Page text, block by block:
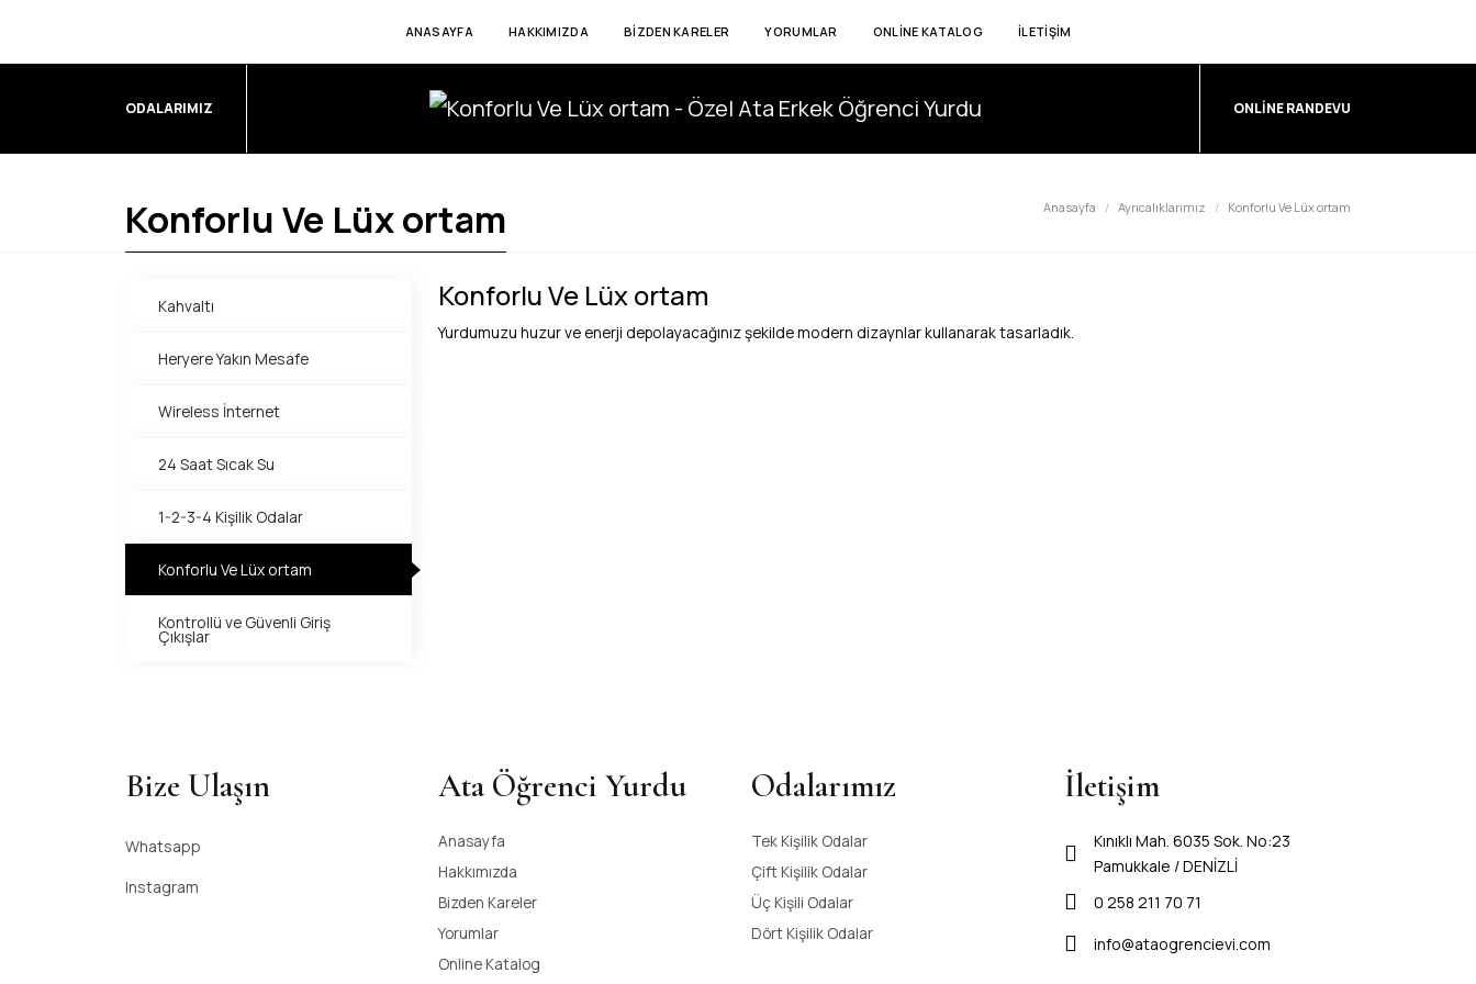
ANASAYFA HAKKIMIZDA BIZDEN KARELER YORUMLAR ONLINE KATALOG İLETIŞIM
ODALARIMIZ ONLINE RANDEVU
Konforlu Ve Lüx ortam Anasayfa Ayrıcalıklarımız Konforlu Ve Lüx ortam
Kahvaltı
Heryere Yakın Mesafe
Wireless İnternet
24 Saat Sıcak Su
1-2-3-4 Kişilik Odalar
Konforlu Ve Lüx ortam
Kontrollü ve Güvenli Giriş
Çıkışlar
Konforlu Ve Lüx ortam
Yurdumuzu huzur ve enerji depolayacağınız şekilde modern dizaynlar kullanarak tasarladık.
Bize Ulaşın
Whatsapp
Instagram
Ata Öğrenci Yurdu
Anasayfa
Hakkımızda
Bizden Kareler
Yorumlar
Online Katalog
Odalarımız
Tek Kişilik Odalar
Çift Kişilik Odalar
Üç Kişili Odalar
Dört Kişilik Odalar
İletişim
Kınıklı Mah. 6035 Sok. No:23
Pamukkale / DENİZLİ
0 258 211 70 71
info@ataogrencievi.com